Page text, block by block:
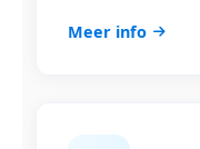
Meer info